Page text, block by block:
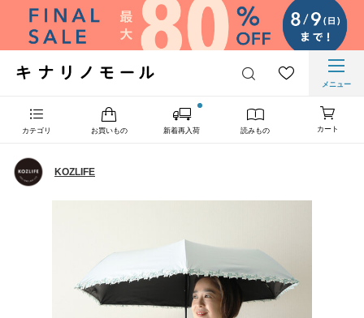
メニュー
カテゴリ お買いもの 新着再入荷 読みもの カート
KOZLIFE